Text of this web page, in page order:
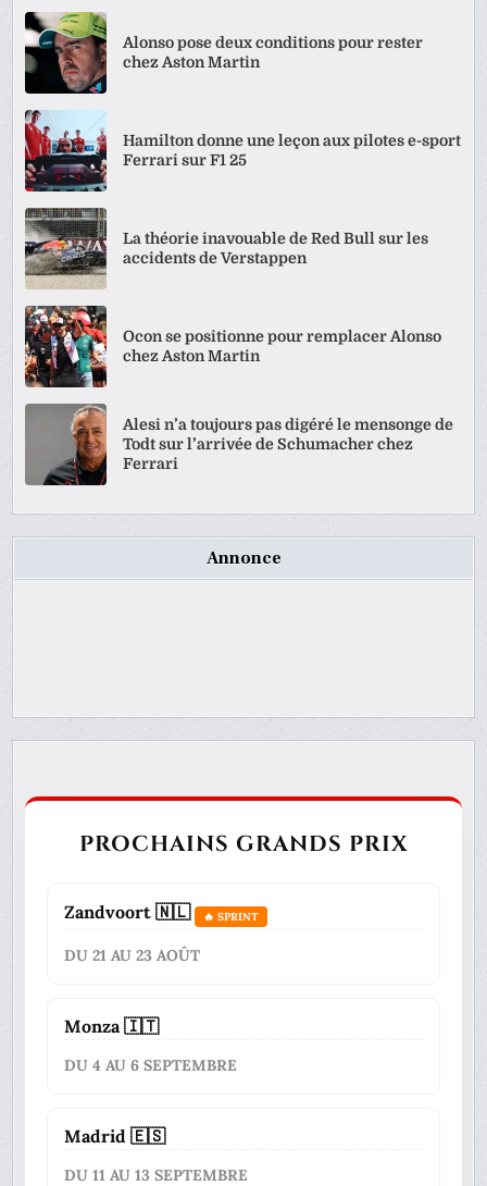
Alonso pose deux conditions pour rester
chez Aston Martin
Hamilton donne une leçon aux pilotes e-sport
Ferrari sur F1 25
La théorie inavouable de Red Bull sur les
accidents de Verstappen
Ocon se positionne pour remplacer Alonso
chez Aston Martin
Alesi n’a toujours pas digéré le mensonge de
Todt sur l’arrivée de Schumacher chez
Ferrari
Annonce
PROCHAINS GRANDS PRIX
Zandvoort 🇳🇱 🔥 SPRINT
DU 21 AU 23 AOÛT
Monza 🇮🇹
DU 4 AU 6 SEPTEMBRE
Madrid 🇪🇸
DU 11 AU 13 SEPTEMBRE